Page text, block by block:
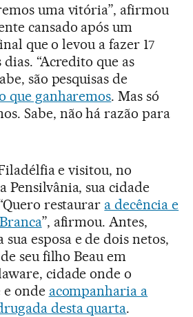
uma vitória”, afirmou
cansado após um
que o levou a fazer 17
“Acredito que as
são pesquisas de
que ganharemos. Mas só
Sabe, não há razão para
e visitou, no
Pensilvânia, sua cidade
restaurar a decência e
”, afirmou. Antes,
esposa e de dois netos,
seu filho Beau em
cidade onde o
onde acompanharia a
desta quarta.